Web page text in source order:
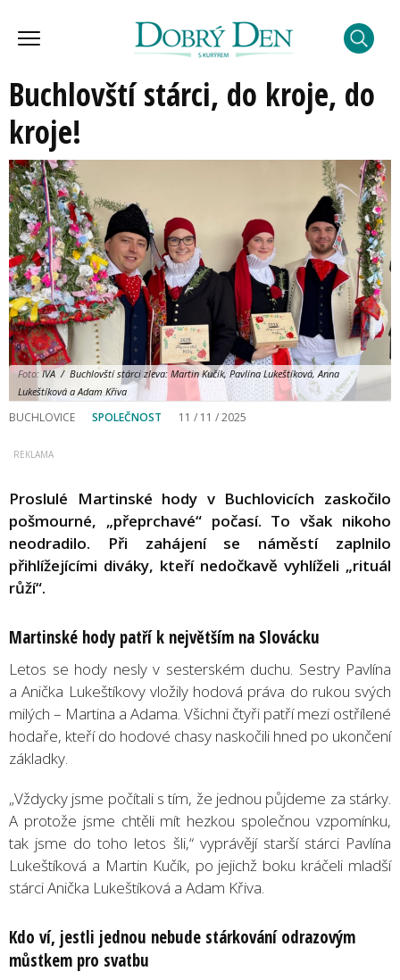
Buchlovští stárci, do kroje, do
kroje!
Foto:IVA / Buchlovští stárci zleva: Martin Kučík, Pavlína Lukeštíková, Anna
Lukeštíková a Adam Křiva
BUCHLOVICE SPOLEČNOST 11 / 11 / 2025
Proslulé Martinské hody v Buchlovicích zaskočilo
pošmourné, „přeprchavé“ počasí. To však nikoho
neodradilo. Při zahájení se náměstí zaplnilo
přihlížejícími diváky, kteří nedočkavě vyhlíželi „rituál
růží“.
Martinské hody patří k největším na Slovácku
Letos se hody nesly v sesterském duchu. Sestry Pavlína
a Anička Lukeštíkovy vložily hodová práva do rukou svých
milých – Martina a Adama. Všichni čtyři patří mezi ostřílené
hodaře, kteří do hodové chasy naskočili hned po ukončení
základky.
„Vždycky jsme počítali s tím, že jednou půjdeme za stárky.
A protože jsme chtěli mít hezkou společnou vzpomínku,
tak jsme do toho letos šli,“ vyprávějí starší stárci Pavlína
Lukeštíková a Martin Kučík, po jejichž boku kráčeli mladší
stárci Anička Lukeštíková a Adam Křiva.
Kdo ví, jestli jednou nebude stárkování odrazovým
můstkem pro svatbu